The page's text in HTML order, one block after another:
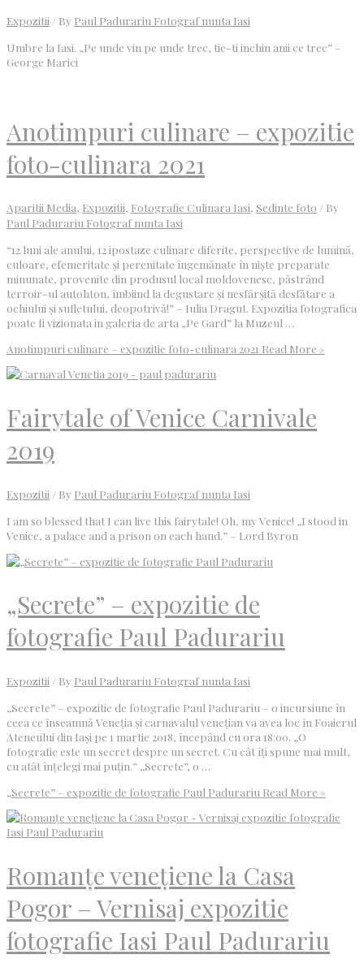
Expozitii / By Paul Padurariu Fotograf nunta Iasi
Umbre la Iasi. „Pe unde vin pe unde trec, tie-ti inchin anii ce trec” –
George Marici
Anotimpuri culinare – expozitie
foto-culinara 2021
Aparitii Media, Expozitii, Fotografie Culinara Iasi, Sedinte foto / By
Paul Padurariu Fotograf nunta Iasi
“12 luni ale anului, 12 ipostaze culinare diferite, perspective de lumină,
culoare, efemeritate și perenitate îngemănate în niște preparate
minunate, provenite din produsul local moldovenesc, păstrând
terroir-ul autohton, îmbiind la degustare și nesfârșită desfătare a
ochiului și sufletului, deopotrivă!” – Iulia Dragut. Expozitia fotografica
poate fi vizionata in galeria de arta „Pe Gard” la Muzeul …
Anotimpuri culinare – expozitie foto-culinara 2021 Read More »
Fairytale of Venice Carnivale
2019
Expozitii / By Paul Padurariu Fotograf nunta Iasi
I am so blessed that I can live this fairytale! Oh, my Venice! „I stood in
Venice, a palace and a prison on each hand.” – Lord Byron
„Secrete” – expozitie de
fotografie Paul Padurariu
Expozitii / By Paul Padurariu Fotograf nunta Iasi
„Secrete” – expozitie de fotografie Paul Padurariu – o incursiune în
ceea ce înseamnă Veneția și carnavalul venețian va avea loc în Foaierul
Ateneului din Iași pe 1 martie 2018, începând cu ora 18:00. „O
fotografie este un secret despre un secret. Cu cât îţi spune mai mult,
cu atât înţelegi mai puţin.” „Secrete”, o …
„Secrete” – expozitie de fotografie Paul Padurariu Read More »
Romanțe venețiene la Casa
Pogor – Vernisaj expozitie
fotografie Iasi Paul Padurariu